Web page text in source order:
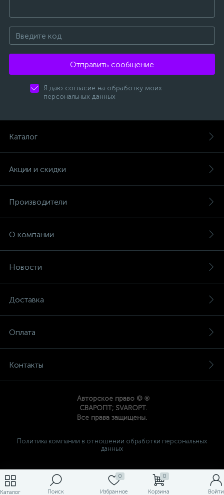
Каталог Поиск
0
Избранное
0
Корзина Войти
Отправить сообщение
Я даю согласие на обработку моих
персональных данных
Каталог
Акции и скидки
Производители
О компании
Новости
Доставка
Оплата
Контакты
Авторское право © ®
СВАРОПТ; SVAROPT.
Все права защищены.
Политика компании в отношении обработки персональных
данных